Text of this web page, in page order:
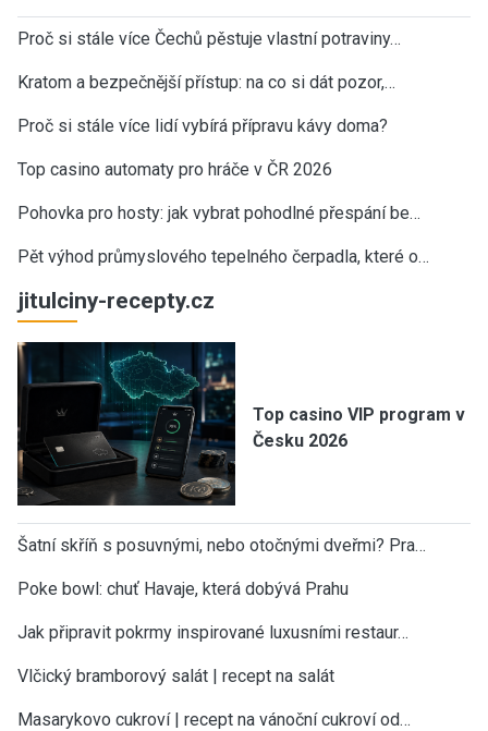
Proč si stále více Čechů pěstuje vlastní potraviny…
Kratom a bezpečnější přístup: na co si dát pozor,…
Proč si stále více lidí vybírá přípravu kávy doma?
Top casino automaty pro hráče v ČR 2026
Pohovka pro hosty: jak vybrat pohodlné přespání be…
Pět výhod průmyslového tepelného čerpadla, které o…
jitulciny-recepty.cz
Top casino VIP program v
Česku 2026
Šatní skříň s posuvnými, nebo otočnými dveřmi? Pra…
Poke bowl: chuť Havaje, která dobývá Prahu
Jak připravit pokrmy inspirované luxusními restaur…
Vlčický bramborový salát | recept na salát
Masarykovo cukroví | recept na vánoční cukroví od…